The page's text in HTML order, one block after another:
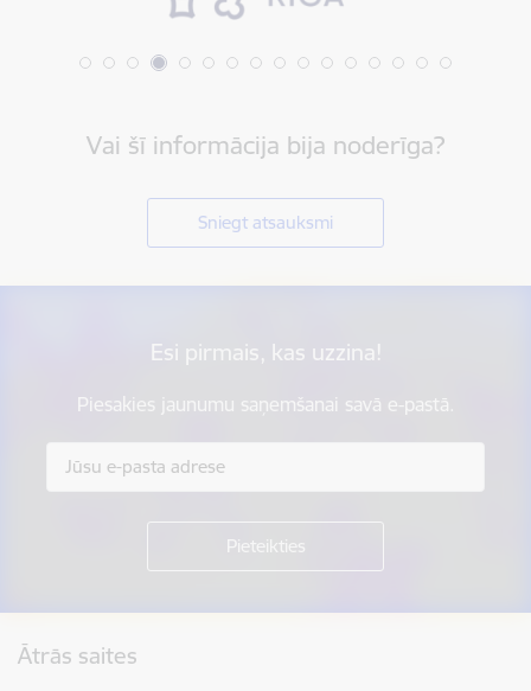
Vai šī informācija bija noderīga?
Sniegt atsauksmi
Esi pirmais, kas uzzina!
Piesakies jaunumu saņemšanai savā e-pastā.
Ātrās saites